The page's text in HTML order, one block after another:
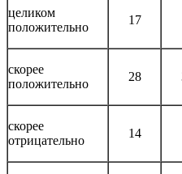
целиком
положительно
17
скорее
положительно
28
скорее
отрицательно
14